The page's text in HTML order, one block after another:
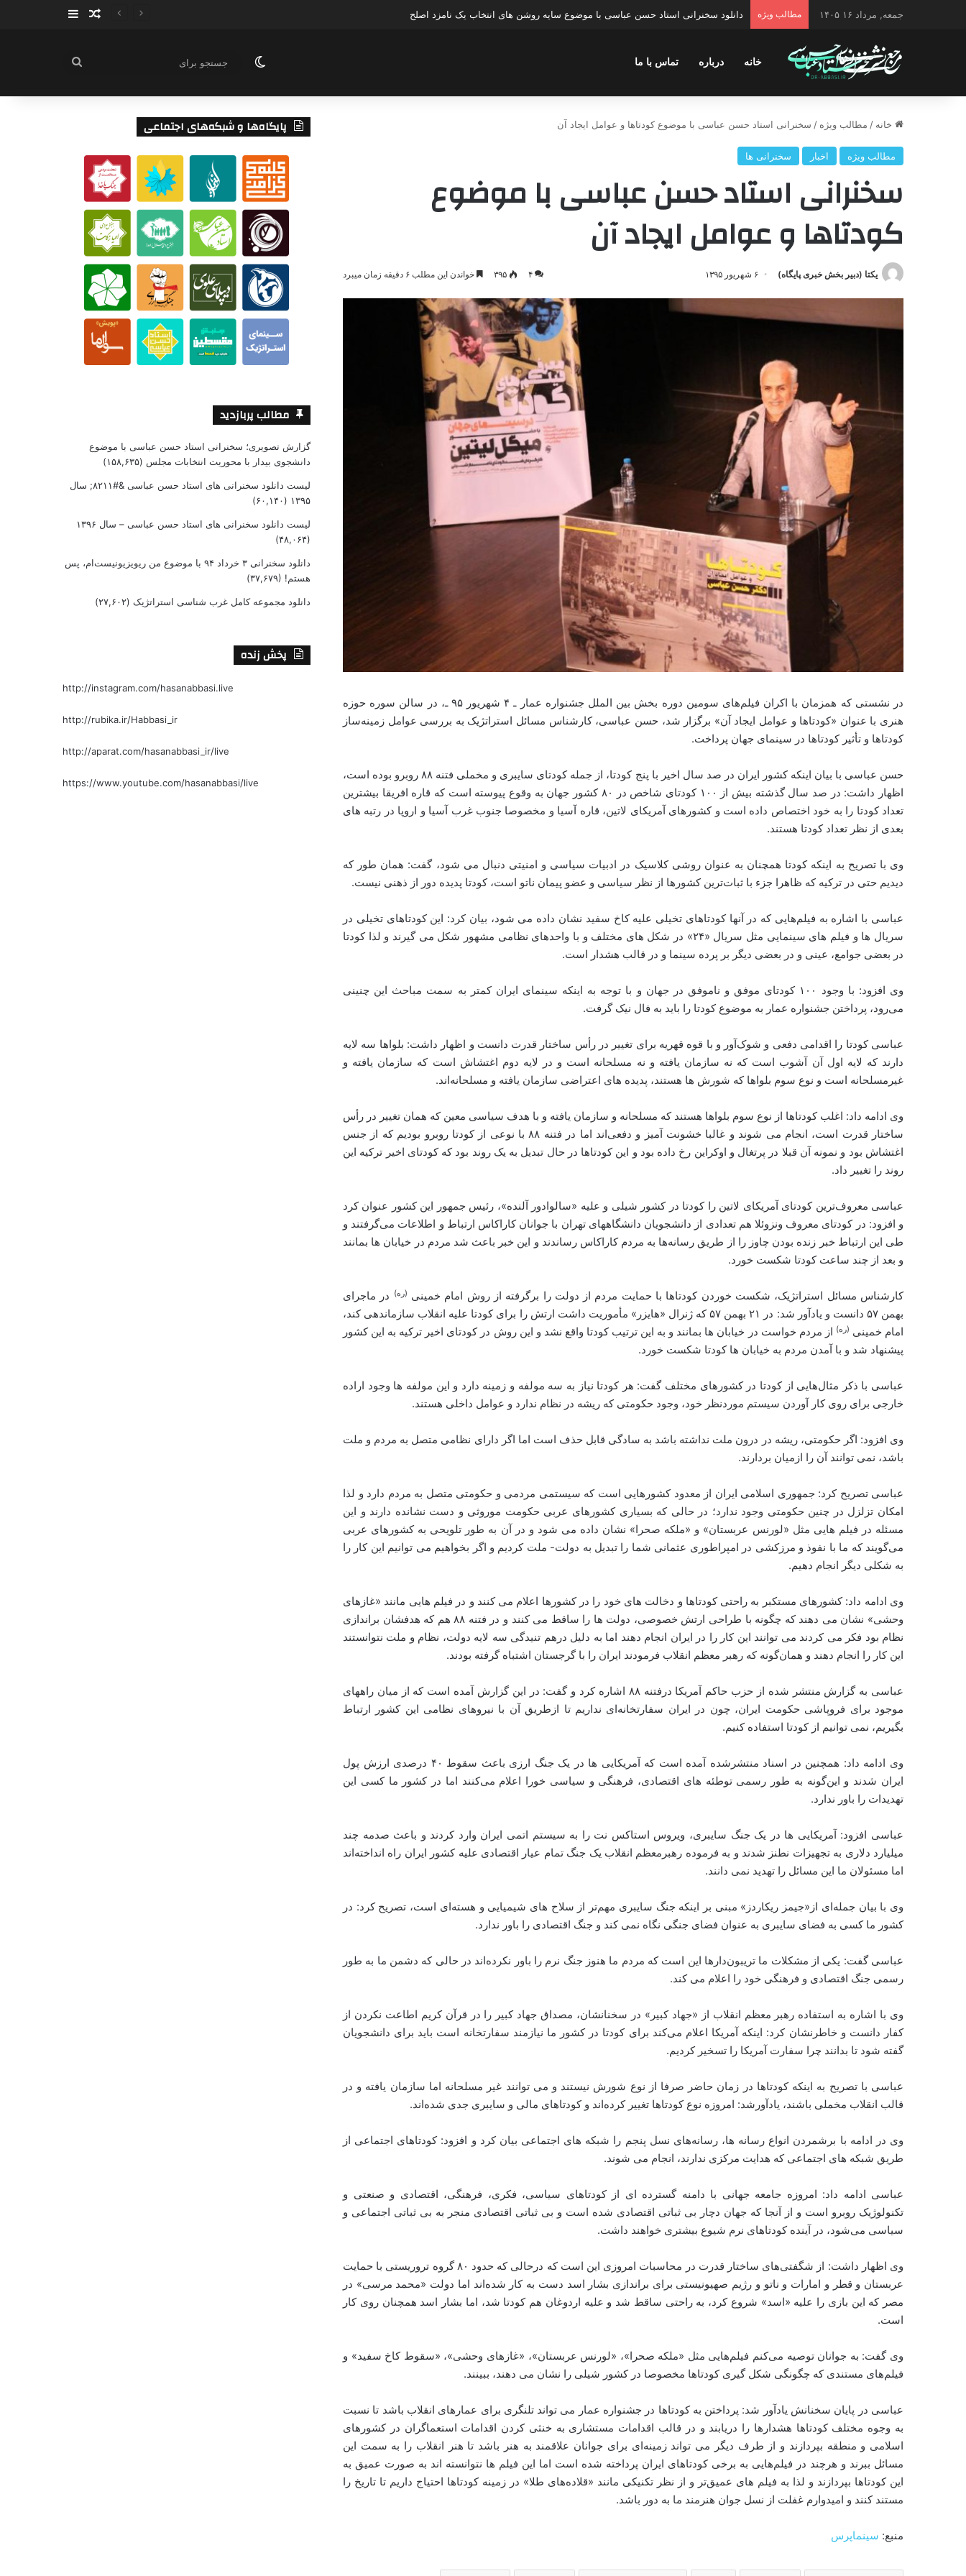
جمعه, مرداد ۱۶ ۱۴۰۵ مطالب ویژه دانلود سخنرانی استاد حسن عباسی با موضوع چهار انتخاب ۱۴۰۰ نوشته تصادفی
سایدبار
خانه درباره تماس با ما تغییر پوسته
جستجو
خانه / مطالب ویژه / سخنرانی استاد حسن عباسی با موضوع کودتاها و عوامل ایجاد آن
مطالب ویژه اخبار سخنرانی ها
سخنرانی استاد حسن عباسی با موضوع
کودتاها و عوامل ایجاد آن
یکتا (دبیر بخش خبری پایگاه) ۶ شهریور ۱۳۹۵ ۴ ۳۹۵ خواندن این مطلب ۶ دقیقه زمان میبرد
در نشستی که همزمان با اکران فیلم‌های سومین دوره بخش بین الملل جشنواره عمار ـ ۴ شهریور ۹۵ ـ، در سالن سوره حوزه
هنری با عنوان «کودتاها و عوامل ایجاد آن» برگزار شد، حسن عباسی، کارشناس مسائل استراتژیک به بررسی عوامل زمینه‌ساز
کودتاها و تأثیر کودتاها در سینمای جهان پرداخت.
حسن عباسی با بیان اینکه کشور ایران در صد سال اخیر با پنج کودتا، از جمله کودتای سایبری و مخملی فتنه ۸۸ روبرو بوده است،
اظهار داشت: در صد سال گذشته بیش از ۱۰۰ کودتای شاخص در ۸۰ کشور جهان به وقوع پیوسته است که قاره افریقا بیشترین
تعداد کودتا را به خود اختصاص داده است و کشورهای آمریکای لاتین، قاره آسیا و مخصوصا جنوب غرب آسیا و اروپا در رتبه های
بعدی از نظر تعداد کودتا هستند.
وی با تصریح به اینکه کودتا همچنان به عنوان روشی کلاسیک در ادبیات سیاسی و امنیتی دنبال می شود، گفت: همان طور که
دیدیم حتی در ترکیه که ظاهرا جزء با ثبات‌ترین کشورها از نظر سیاسی و عضو پیمان ناتو است، کودتا پدیده دور از ذهنی نیست.
عباسی با اشاره به فیلم‌هایی که در آنها کودتاهای تخیلی علیه کاخ سفید نشان داده می شود، بیان کرد: این کودتاهای تخیلی در
سریال ها و فیلم های سینمایی مثل سریال «۲۴» در شکل های مختلف و با واحدهای نظامی مشهور شکل می گیرند و لذا کودتا
در بعضی جوامع، عینی و در بعضی دیگر بر پرده سینما و در قالب هشدار است.
وی افزود: با وجود ۱۰۰ کودتای موفق و ناموفق در جهان و با توجه به اینکه سینمای ایران کمتر به سمت مباحث این چنینی
می‌رود، پرداختن جشنواره عمار به موضوع کودتا را باید به فال نیک گرفت.
عباسی کودتا را اقدامی دفعی و شوک‌آور و با قوه قهریه برای تغییر در رأس ساختار قدرت دانست و اظهار داشت: بلواها سه لایه
دارند که لایه اول آن آشوب است که نه سازمان یافته و نه مسلحانه است و در لایه دوم اغتشاش است که سازمان یافته و
غیرمسلحانه است و نوع سوم بلواها که شورش ها هستند، پدیده های اعتراضی سازمان یافته و مسلحانه‌اند.
وی ادامه داد: اغلب کودتاها از نوع سوم بلواها هستند که مسلحانه و سازمان یافته و با هدف سیاسی معین که همان تغییر در رأس
ساختار قدرت است، انجام می شوند و غالبا خشونت آمیز و دفعی‌اند اما در فتنه ۸۸ با نوعی از کودتا روبرو بودیم که از جنس
اغتشاش بود و نمونه آن قبلا در پرتغال و اوکراین رخ داده بود و این کودتاها در حال تبدیل به یک روند بود که کودتای اخیر ترکیه این
روند را تغییر داد.
عباسی معروف‌ترین کودتای آمریکای لاتین را کودتا در کشور شیلی و علیه «سالوادور آلنده»، رئیس جمهور این کشور عنوان کرد
و افزود: در کودتای معروف ونزوئلا هم تعدادی از دانشجویان دانشگاههای تهران با جوانان کاراکاس ارتباط و اطلاعات می‌گرفتند و
طی این ارتباط خبر زنده بودن چاوز را از طریق رسانه‌ها به مردم کاراکاس رساندند و این خبر باعث شد مردم در خیابان ها بمانند
و بعد از چند ساعت کودتا شکست خورد.
کارشناس مسائل استراتژیک، شکست خوردن کودتاها با حمایت مردم از دولت را برگرفته از روش امام خمینی (ره) در ماجرای
بهمن ۵۷ دانست و یادآور شد: در ۲۱ بهمن ۵۷ که ژنرال «هایزر» مأموریت داشت ارتش را برای کودتا علیه انقلاب سازماندهی کند،
امام خمینی (ره) از مردم خواست در خیابان ها بمانند و به این ترتیب کودتا واقع نشد و این روش در کودتای اخیر ترکیه به این کشور
پیشنهاد شد و با آمدن مردم به خیابان ها کودتا شکست خورد.
عباسی با ذکر مثال‌هایی از کودتا در کشورهای مختلف گفت: هر کودتا نیاز به سه مولفه و زمینه دارد و این مولفه ها وجود اراده
خارجی برای روی کار آوردن سیستم موردنظر خود، وجود حکومتی که ریشه در نظام ندارد و عوامل داخلی هستند.
وی افزود: اگر حکومتی، ریشه در درون ملت نداشته باشد به سادگی قابل حذف است اما اگر دارای نظامی متصل به مردم و ملت
باشد، نمی توانند آن را ازمیان بردارند.
عباسی تصریح کرد: جمهوری اسلامی ایران از معدود کشورهایی است که سیستمی مردمی و حکومتی متصل به مردم دارد و لذا
امکان تزلزل در چنین حکومتی وجود ندارد؛ در حالی که بسیاری کشورهای عربی حکومت موروثی و دست نشانده دارند و این
مسئله در فیلم هایی مثل «لورنس عربستان» و «ملکه صحرا» نشان داده می شود و در آن به طور تلویحی به کشورهای عربی
می‌گویند که ما با نفوذ و مرزکشی در امپراطوری عثمانی شما را تبدیل به دولت- ملت کردیم و اگر بخواهیم می توانیم این کار را
به شکلی دیگر انجام دهیم.
وی ادامه داد: کشورهای مستکبر به راحتی کودتاها و دخالت های خود را در کشورها اعلام می کنند و در فیلم هایی مانند «غازهای
وحشی» نشان می دهند که چگونه با طراحی ارتش خصوصی، دولت ها را ساقط می کنند و در فتنه ۸۸ هم که هدفشان براندازی
نظام بود فکر می کردند می توانند این کار را در ایران انجام دهند اما به دلیل درهم تنیدگی سه لایه دولت، نظام و ملت نتوانستند
این کار را انجام دهند و همان‌گونه که رهبر معظم انقلاب فرمودند ایران را با گرجستان اشتباه گرفته بودند.
عباسی به گزارش منتشر شده از حزب حاکم آمریکا درفتنه ۸۸ اشاره کرد و گفت: در این گزارش آمده است که از میان راههای
موجود برای فروپاشی حکومت ایران، چون در ایران سفارتخانه‌ای نداریم تا ازطریق آن با نیروهای نظامی این کشور ارتباط
بگیریم، نمی توانیم از کودتا استفاده کنیم.
وی ادامه داد: همچنین در اسناد منتشرشده آمده است که آمریکایی ها در یک جنگ ارزی باعث سقوط ۴۰ درصدی ارزش پول
ایران شدند و این‌گونه به طور رسمی توطئه های اقتصادی، فرهنگی و سیاسی خورا اعلام می‌کنند اما در کشور ما کسی این
تهدیدات را باور ندارد.
عباسی افزود: آمریکایی ها در یک جنگ سایبری، ویروس استاکس نت را به سیستم اتمی ایران وارد کردند و باعث صدمه چند
میلیارد دلاری به تجهیزات نطنز شدند و به فرموده رهبرمعظم انقلاب یک جنگ تمام عیار اقتصادی علیه کشور ایران راه انداخته‌اند
اما مسئولان ما این مسائل را تهدید نمی دانند.
وی با بیان جمله‌ای از«جیمز ریکاردز» مبنی بر اینکه جنگ سایبری مهم‌تر از سلاح های شیمیایی و هسته‌ای است، تصریح کرد: در
کشور ما کسی به فضای سایبری به عنوان فضای جنگی نگاه نمی کند و جنگ اقتصادی را باور ندارد.
عباسی گفت: یکی از مشکلات ما تریبون‌دارها این است که مردم ما هنوز جنگ نرم را باور نکرده‌اند در حالی که دشمن ما به طور
رسمی جنگ اقتصادی و فرهنگی خود را اعلام می کند.
وی با اشاره به استفاده رهبر معظم انقلاب از «جهاد کبیر» در سخنانشان، مصداق جهاد کبیر را در قرآن کریم اطاعت نکردن از
کفار دانست و خاطرنشان کرد: اینکه آمریکا اعلام می‌کند برای کودتا در کشور ما نیازمند سفارتخانه است باید برای دانشجویان
گفته شود تا بدانند چرا سفارت آمریکا را تسخیر کردیم.
عباسی با تصریح به اینکه کودتاها در زمان حاضر صرفا از نوع شورش نیستند و می توانند غیر مسلحانه اما سازمان یافته و در
قالب انقلاب مخملی باشند، یادآورشد: امروزه نوع کودتاها تغییر کرده‌اند و کودتاهای مالی و سایبری جدی شده‌اند.
وی در ادامه با برشمردن انواع رسانه ها، رسانه‌های نسل پنجم را شبکه های اجتماعی بیان کرد و افزود: کودتاهای اجتماعی از
طریق شبکه های اجتماعی که هدایت مرکزی ندارند، انجام می شوند.
عباسی ادامه داد: امروزه جامعه جهانی با دامنه گسترده ای از کودتاهای سیاسی، فکری، فرهنگی، اقتصادی و صنعتی و
تکنولوژیک روبرو است و از آنجا که جهان دچار بی ثباتی اقتصادی شده است و بی ثباتی اقتصادی منجر به بی ثباتی اجتماعی و
سیاسی می‌شود، در آینده کودتاهای نرم شیوع بیشتری خواهند داشت.
وی اظهار داشت: از شگفتی‌های ساختار قدرت در محاسبات امروزی این است که درحالی که حدود ۸۰ گروه تروریستی با حمایت
عربستان و قطر و امارات و ناتو و رژیم صهیونیستی برای براندازی بشار اسد دست به کار شده‌اند اما دولت «محمد مرسی» در
مصر که این بازی را علیه «اسد» شروع کرد، به راحتی ساقط شد و علیه اردوغان هم کودتا شد، اما بشار اسد همچنان روی کار
است.
وی گفت: به جوانان توصیه می‌کنم فیلم‌هایی مثل «ملکه صحرا»، «لورنس عربستان»، «غازهای وحشی»، «سقوط کاخ سفید» و
فیلم‌های مستندی که چگونگی شکل گیری کودتاها مخصوصا در کشور شیلی را نشان می دهند، ببینند.
عباسی در پایان سخنانش یادآور شد: پرداختن به کودتاها در جشنواره عمار می تواند تلنگری برای عمارهای انقلاب باشد تا نسبت
به وجوه مختلف کودتاها هشدارها را دریابند و در قالب اقدامات مستشاری به خنثی کردن اقدامات استعماگران در کشورهای
اسلامی و منطقه بپردازند و از طرف دیگر می تواند زمینه‌ای برای جوانان علاقمند به هنر باشد تا هنر انقلاب را به سمت این
مسائل ببرند و هرچند در فیلم‌هایی به برخی کودتاهای ایران پرداخته شده است اما این فیلم ها نتوانسته اند به صورت عمیق به
این کودتاها بپردازند و لذا به فیلم های عمیق‌تر و از نظر تکنیکی مانند «قلاده‌های طلا» در زمینه کودتاها احتیاج داریم تا تاریخ را
مستند کنند و امیدوارم غفلت از نسل جوان هنرمند ما به دور باشد.
منبع: سینماپرس
پایگاه‌ها و شبکه‌های اجتماعی
مطالب پربازدید
گزارش تصویری؛ سخنرانی استاد حسن عباسی با موضوع
دانشجوی بیدار با محوریت انتخابات مجلس (۱۵۸,۶۳۵)
لیست دانلود سخنرانی های استاد حسن عباسی &#۸۲۱۱; سال
۱۳۹۵ (۶۰,۱۴۰)
لیست دانلود سخنرانی های استاد حسن عباسی – سال ۱۳۹۶
(۴۸,۰۶۴)
دانلود سخنرانی ۳ خرداد ۹۴ با موضوع من ریویزیونیست‌ام، پس
هستم! (۳۷,۶۷۹)
دانلود مجموعه کامل غرب شناسی استراتژیک (۲۷,۶۰۲)
پخش زنده
http://instagram.com/hasanabbasi.live
http://rubika.ir/Habbasi_ir
http://aparat.com/hasanabbasi_ir/live
https://www.youtube.com/hasanabbasi/live